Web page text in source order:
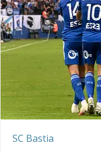
SC Bastia